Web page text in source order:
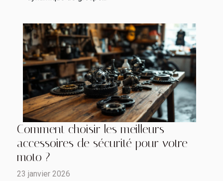
Comment choisir les meilleurs
accessoires de sécurité pour votre
moto ?
23 janvier 2026